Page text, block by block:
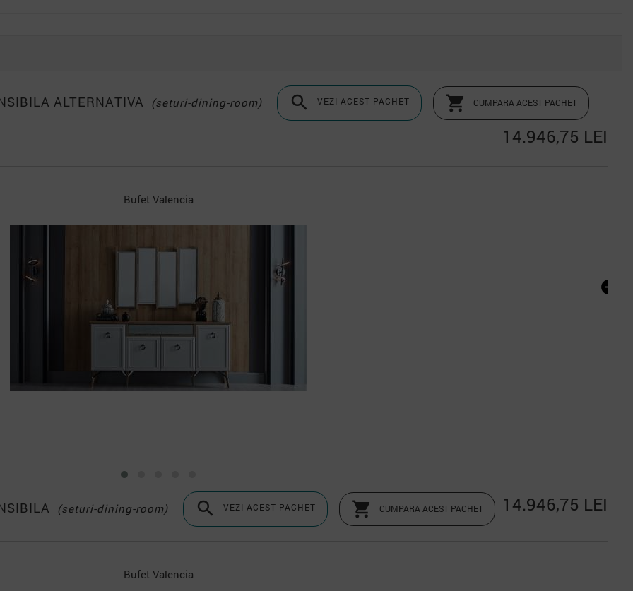
ALTERNATIVA (seturi-dining-room)  VEZI ACEST PACHET  CUMPARA ACEST PACHET
14.946,75 LEI
Oglinda Bufet Valencia
(seturi-dining-room)  VEZI ACEST PACHET  CUMPARA ACEST PACHET 14.946,75 LEI
Oglinda Bufet Valencia